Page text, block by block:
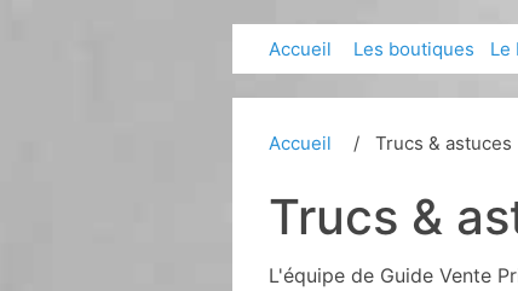
Accueil Les boutiques Le
Accueil Trucs & astuces
Trucs &
L'équipe de Guide Vente